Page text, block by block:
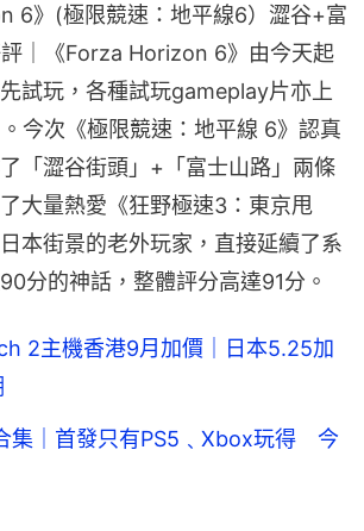
6》(極限競速：地平線6）澀谷+富
｜《Forza Horizon 6》由今天起
試玩，各種試玩gameplay片亦上
今次《極限競速：地平線 6》認真
「澀谷街頭」+「富士山路」兩條
大量熱愛《狂野極速3：東京甩
本街景的老外玩家，直接延續了系
分的神話，整體評分高達91分。
2主機香港9月加價｜日本5.25加
集｜首發只有PS5﹑Xbox玩得 今